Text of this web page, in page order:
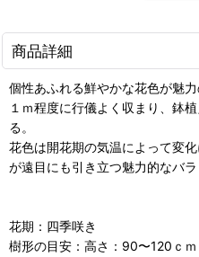
商品詳細
個性あふれる鮮やかな花色が魅力
１ｍ程度に行儀よく収まり、鉢
る。
花色は開花期の気温によって変
が遠目にも引き立つ魅力的なバラ
花期：四季咲き
樹形の目安：高さ：90〜120ｃｍ